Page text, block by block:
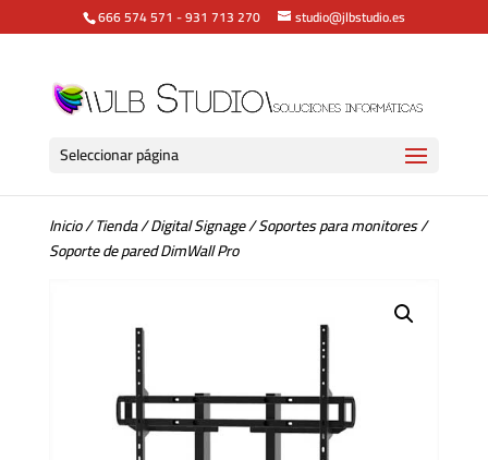
666 574 571 -931 713 270 studio@jlbstudio.es
Seleccionar página
Inicio/Tienda/Digital Signage/Soportes para monitores/
Soporte de pared DimWall Pro